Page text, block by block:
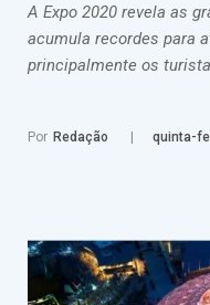
A Expo 2020 revela as
acumula recordes para
principalmente os
Por Redação quinta-